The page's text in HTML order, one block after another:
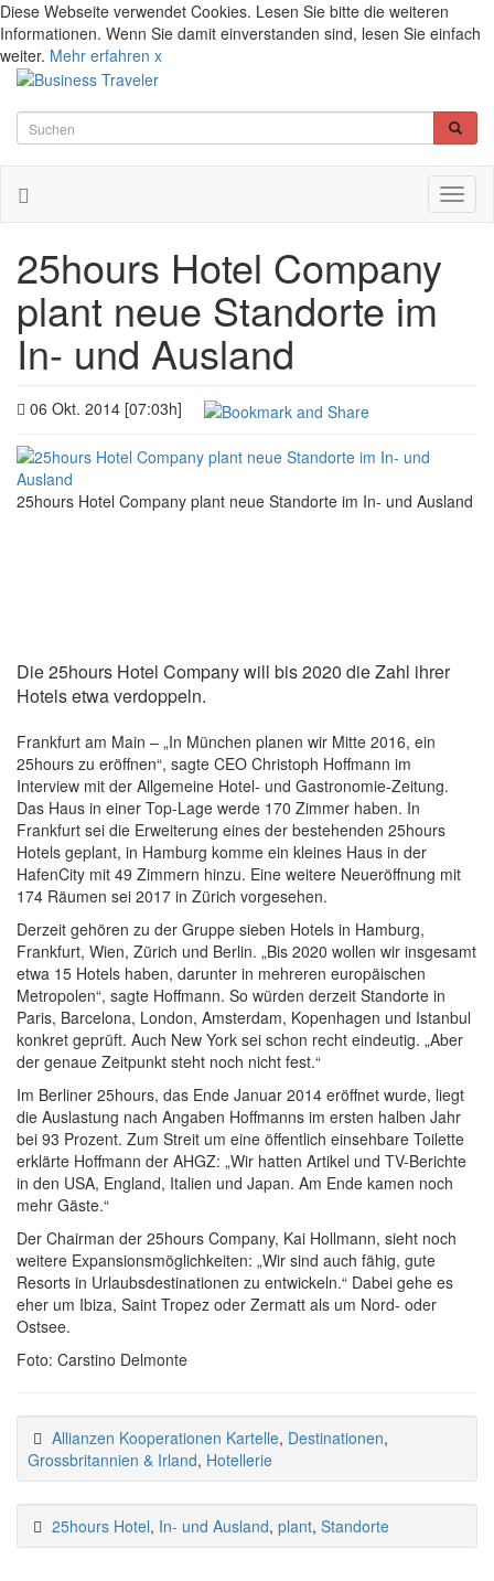
Diese Webseite verwendet Cookies. Lesen Sie bitte die weiteren
Informationen. Wenn Sie damit einverstanden sind, lesen Sie einfach
weiter. Mehr erfahren x
25hours Hotel Company
plant neue Standorte im
In- und Ausland
06 Okt. 2014 [07:03h]
25hours Hotel Company plant neue Standorte im In- und Ausland
Die 25hours Hotel Company will bis 2020 die Zahl ihrer
Hotels etwa verdoppeln.
Frankfurt am Main – „In München planen wir Mitte 2016, ein
25hours zu eröffnen“, sagte CEO Christoph Hoffmann im
Interview mit der Allgemeine Hotel- und Gastronomie-Zeitung.
Das Haus in einer Top-Lage werde 170 Zimmer haben. In
Frankfurt sei die Erweiterung eines der bestehenden 25hours
Hotels geplant, in Hamburg komme ein kleines Haus in der
HafenCity mit 49 Zimmern hinzu. Eine weitere Neueröffnung mit
174 Räumen sei 2017 in Zürich vorgesehen.
Derzeit gehören zu der Gruppe sieben Hotels in Hamburg,
Frankfurt, Wien, Zürich und Berlin. „Bis 2020 wollen wir insgesamt
etwa 15 Hotels haben, darunter in mehreren europäischen
Metropolen“, sagte Hoffmann. So würden derzeit Standorte in
Paris, Barcelona, London, Amsterdam, Kopenhagen und Istanbul
konkret geprüft. Auch New York sei schon recht eindeutig. „Aber
der genaue Zeitpunkt steht noch nicht fest.“
Im Berliner 25hours, das Ende Januar 2014 eröffnet wurde, liegt
die Auslastung nach Angaben Hoffmanns im ersten halben Jahr
bei 93 Prozent. Zum Streit um eine öffentlich einsehbare Toilette
erklärte Hoffmann der AHGZ: „Wir hatten Artikel und TV-Berichte
in den USA, England, Italien und Japan. Am Ende kamen noch
mehr Gäste.“
Der Chairman der 25hours Company, Kai Hollmann, sieht noch
weitere Expansionsmöglichkeiten: „Wir sind auch fähig, gute
Resorts in Urlaubsdestinationen zu entwickeln.“ Dabei gehe es
eher um Ibiza, Saint Tropez oder Zermatt als um Nord- oder
Ostsee.
Foto: Carstino Delmonte
Allianzen Kooperationen Kartelle, Destinationen,
Grossbritannien & Irland, Hotellerie
25hours Hotel, In- und Ausland, plant, Standorte